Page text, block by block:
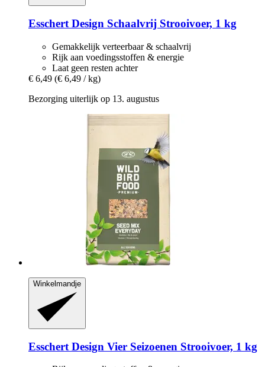
Esschert Design Schaalvrij Strooivoer, 1 kg
Gemakkelijk verteerbaar & schaalvrij
Rijk aan voedingsstoffen & energie
Laat geen resten achter
€ 6,49 (€ 6,49 / kg)
Bezorging uiterlijk op 13. augustus
Winkelmandje
Esschert Design Vier Seizoenen Strooivoer, 1 kg